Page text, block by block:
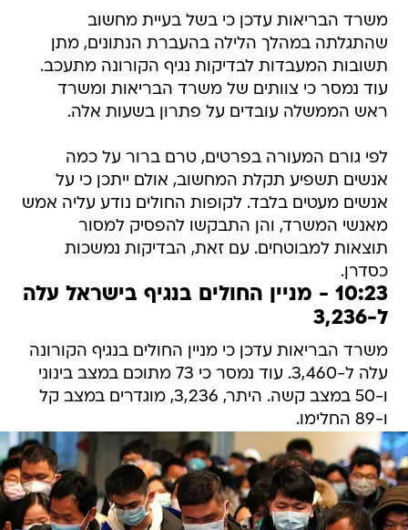
משרד הבריאות עדכן כי בשל בעיית מחשוב
שהתגלתה במהלך הלילה בהעברת הנתונים, מתן
תשובות המעבדות לבדיקות נגיף הקורונה מתעכב.
עוד נמסר כי צוותים של משרד הבריאות ומשרד
ראש הממשלה עובדים על פתרון בשעות אלה.
לפי גורם המעורה בפרטים, טרם ברור על כמה
אנשים תשפיע תקלת המחשוב, אולם ייתכן כי על
אנשים מעטים בלבד. לקופות החולים נודע עליה אמש
מאנשי המשרד, והן התבקשו להפסיק למסור
תוצאות למבוטחים. עם זאת, הבדיקות נמשכות
כסדרן.
10:23 - מניין החולים בנגיף בישראל עלה
ל-3,236
משרד הבריאות עדכן כי מניין החולים בנגיף הקורונה
עלה ל-3,460. עוד נמסר כי 73 מתוכם במצב בינוני
ו-50 במצב קשה. היתר, 3,236, מוגדרים במצב קל
ו-89 החלימו.